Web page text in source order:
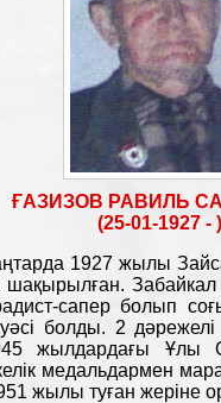
ҒАЗИЗОВ РАВИЛЬ
(25-01-1927 - )
1927 жылы
сапер болып
болды. 2
жылдардағы Ұлы
медальдармен
жылы туған жеріне